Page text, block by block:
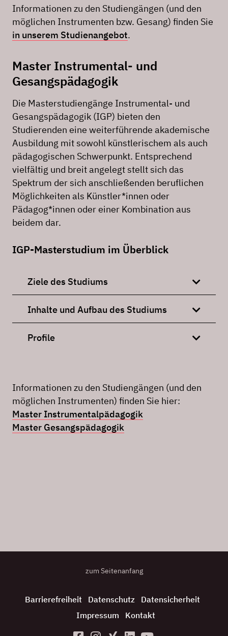
Informationen zu den Studiengängen (und den
möglichen Instrumenten bzw. Gesang) finden Sie
in unserem Studienangebot.
Master Instrumental- und
Gesangspädagogik
Die Masterstudiengänge Instrumental- und
Gesangspädagogik (IGP) bieten den
Studierenden eine weiterführende akademische
Ausbildung mit sowohl künstlerischem als auch
pädagogischen Schwerpunkt. Entsprechend
vielfältig und breit angelegt stellt sich das
Spektrum der sich anschließenden beruflichen
Möglichkeiten als Künstler*innen oder
Pädagog*innen oder einer Kombination aus
beidem dar.
IGP-Masterstudium im Überblick
Ziele des Studiums
Inhalte und Aufbau des Studiums
Profile
Informationen zu den Studiengängen (und den
möglichen Instrumenten) finden Sie hier:
Master Instrumentalpädagogik
Master Gesangspädagogik
zum Seitenanfang
Barrierefreiheit Datenschutz
Datensicherheit
Impressum
Kontakt